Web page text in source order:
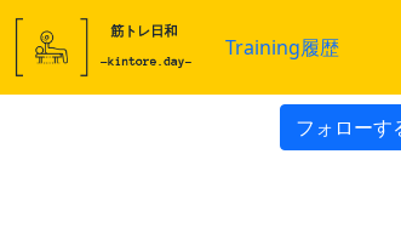
Training履歴
フォローす